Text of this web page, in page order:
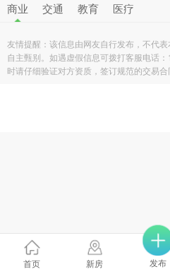
商业 交通 教育 医疗
友情提醒：该信息由网友自行发布，不代
自主甄别。如遇虚假信息可拨打客服电话
时请仔细验证对方资质，签订规范的交易合
首页 新房 发布